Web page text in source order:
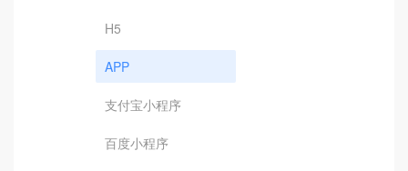
H5
APP
支付宝小程序
百度小程序